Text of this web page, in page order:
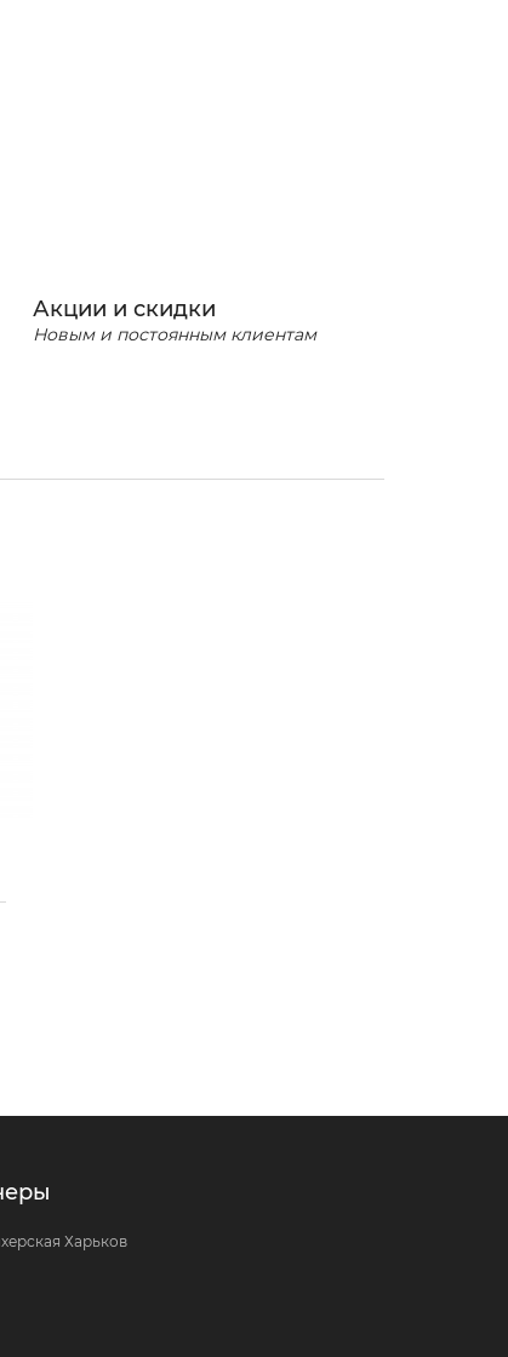
Акции и скидки
Новым и постоянным клиентам
Харьков